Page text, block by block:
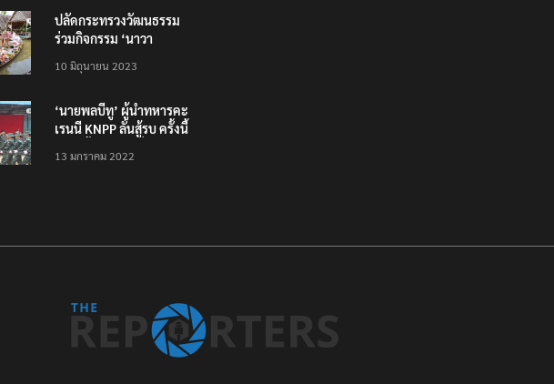
ปลัดกระทรวงวัฒนธรรม
ร่วมกิจกรรม ‘นาวา
ตักบาตรทางน้ำ
10 มิถุนายน 2023
‘นายพลบีทู’ ผู้นำทหารคะ
เรนนี KNPP ลั่นสู้รบ ครั้งนี้
ประชาชนต้องชนะ
13 มกราคม 2022